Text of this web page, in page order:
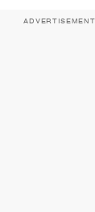
ADVERTISEMENT